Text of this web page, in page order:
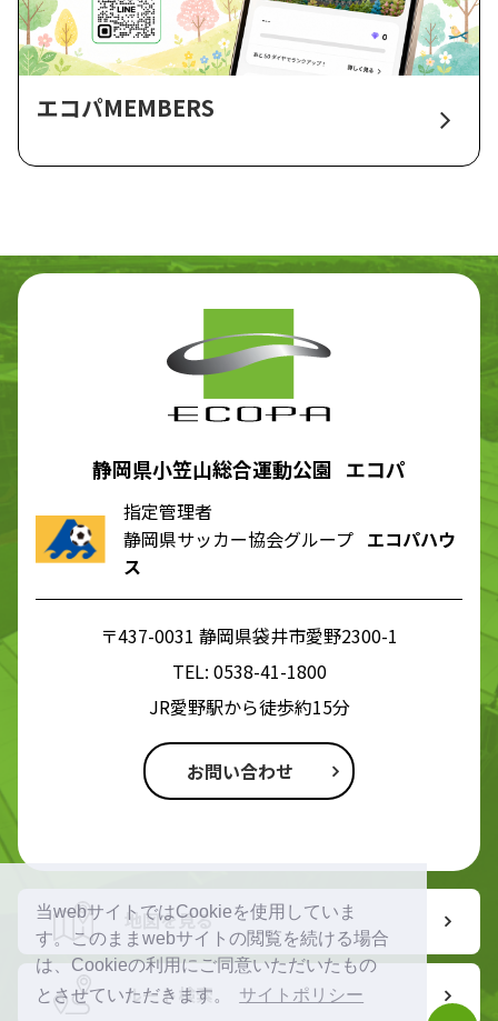
当webサイトではCookieを使用していま
す。このままwebサイトの閲覧を続ける場合
は、Cookieの利用にご同意いただいたもの
とさせていただきます。
サイトポリシー
エコパMEMBERS
静岡県小笠山総合運動公園 エコパ
指定管理者
静岡県サッカー協会グループ エコパハウ
ス
〒437-0031 静岡県袋井市愛野2300-1
TEL: 0538-41-1800
JR愛野駅から徒歩約15分
お問い合わせ
地図を見る
ルート検索